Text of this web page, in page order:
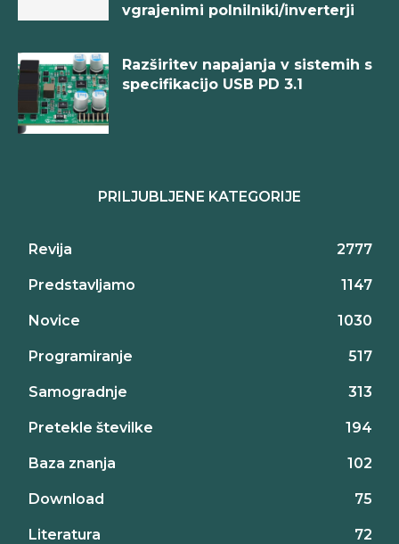
vgrajenimi polnilniki/inverterji
Razširitev napajanja v sistemih s
specifikacijo USB PD 3.1
PRILJUBLJENE KATEGORIJE
Revija 2777
Predstavljamo 1147
Novice 1030
Programiranje 517
Samogradnje 313
Pretekle številke 194
Baza znanja 102
Download 75
Literatura 72